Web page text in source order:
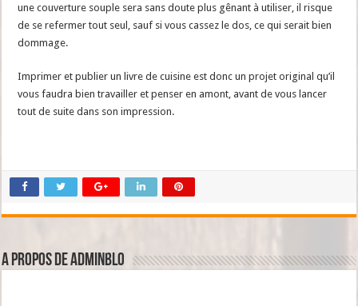
une couverture souple sera sans doute plus gênant à utiliser, il risque
de se refermer tout seul, sauf si vous cassez le dos, ce qui serait bien
dommage.
Imprimer et publier un livre de cuisine est donc un projet original qu’il
vous faudra bien travailler et penser en amont, avant de vous lancer
tout de suite dans son impression.
A propos de adminBlo